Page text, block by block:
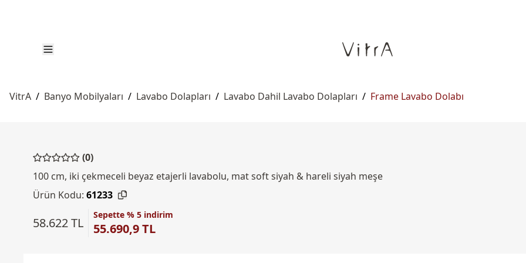
VitrA / Banyo Mobilyaları / Lavabo Dolapları / Lavabo Dahil Lavabo Dolapları / Frame Lavabo Dolabı
(0)
100 cm, iki çekmeceli beyaz etajerli lavabolu, mat soft siyah & hareli siyah meşe
Ürün Kodu: 61233
58.622 TL
Sepette % 5 indirim
55.690,9 TL